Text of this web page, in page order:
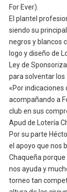
For Ever).
El plantel
siendo su
negros y blancos
logo y diseño de
Ley de
para solventar los
«Por
acompañando a
club en sus
Apud de Lotería
Por su parte
el apoyo que nos
Chaqueña
nos ayuda y
torneo tan